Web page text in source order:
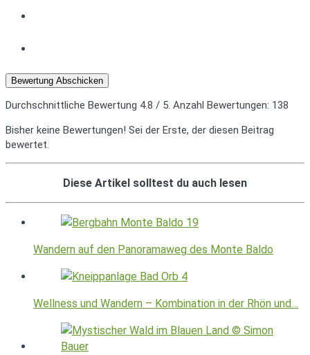
Bewertung Abschicken
Durchschnittliche Bewertung 4.8 / 5. Anzahl Bewertungen: 138
Bisher keine Bewertungen! Sei der Erste, der diesen Beitrag
bewertet.
Diese Artikel solltest du auch lesen
Wandern auf den Panoramaweg des Monte Baldo
Wellness und Wandern – Kombination in der Rhön und…